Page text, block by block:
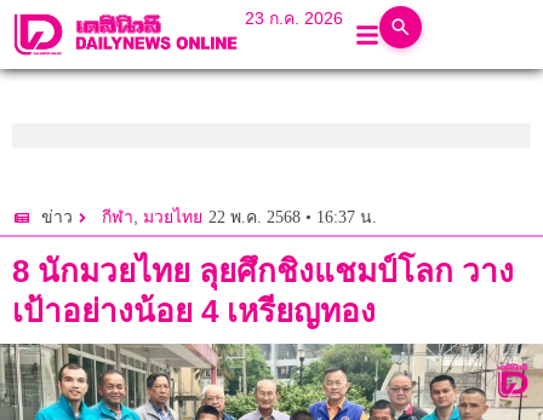
23 ก.ค. 2026
ข่าว กีฬา, มวยไทย 22 พ.ค. 2568 • 16:37 น.
8 นักมวยไทย ลุยศึกชิงแชมป์โลก วาง
เป้าอย่างน้อย 4 เหรียญทอง